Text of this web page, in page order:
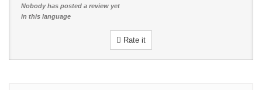
Nobody has posted a review yet
in this language
Rate it